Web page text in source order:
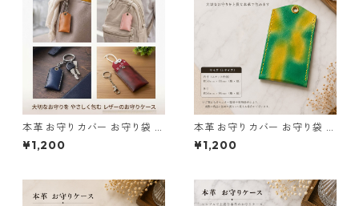
本革 お守りカバー お守り袋 国
産 日本製 ハンドメイド お守り
入れ レザー キーホルダー 合格
ムラ染め サイズL 革小物 キー
リング お守りケース
¥1,200
本革 お守りカバー お守り袋 日
本製 緑 黄色 サイズL l179 レザ
ー お守りケース AirTag収納
¥1,200